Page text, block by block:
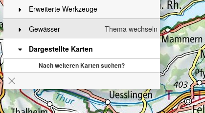
Erweiterte Werkzeuge
Thema wechseln
Gewässer
Dargestellte Karten
Nach weiteren Karten suchen?